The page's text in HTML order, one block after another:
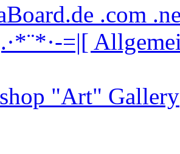
.com
=|[
"Art" Gallery